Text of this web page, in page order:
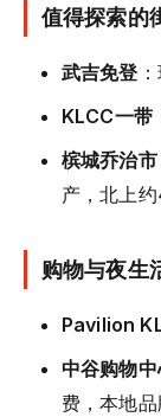
值得探索的
武吉免登
KLCC一带
槟城乔治市
产，北上
购物与夜生
Pavilion
中谷购物
费，本地